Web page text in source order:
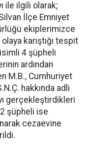
ile ilgili olarak;
İlçe Emniyet
ekiplerimizce
karıştığı tespit
isimli 4 şüpheli
ardından
M.B., Cumhuriyet
hakkında adli
gerçekleştirdikleri
şüpheli ise
cezaevine